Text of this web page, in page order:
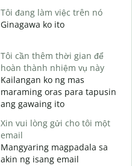
Tôi đang làm việc trên nó
Ginagawa ko ito
Tôi cần thêm thời gian để
hoàn thành nhiệm vụ này
Kailangan ko ng mas
maraming oras para tapusin
ang gawaing ito
Xin vui lòng gửi cho tôi một
email
Mangyaring magpadala sa
akin ng isang email